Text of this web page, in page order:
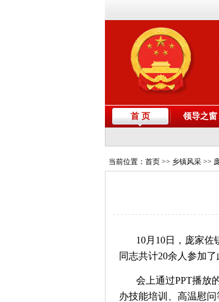
首 页 领导之窗
当前位置： 首页 >> 乡镇风采 >>
10月10日，庞家
同志共计20余人参加了
会上通过PPT播放
办技能培训、高温慰